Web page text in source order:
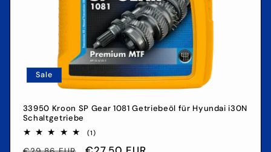
Sale
33950 Kroon SP Gear 1081 Getriebeöl für Hyundai i30N
Schaltgetriebe
(1)1
insgesamt